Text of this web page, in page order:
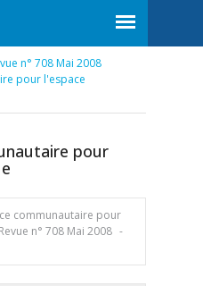
n° 708 Mai 2008
pour l'espace
pour
communautaire pour
Revue n° 708 Mai 2008 -